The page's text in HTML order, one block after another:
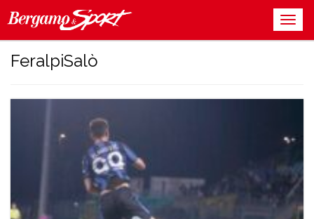
FeralpiSalò